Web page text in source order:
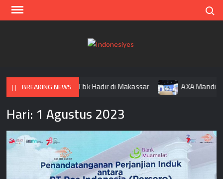
Skip
Opini
BREAKING NEWS
Indonesia Tbk Hadir di Makassar AXA Mandiri
Hari:1 Agustus 2023